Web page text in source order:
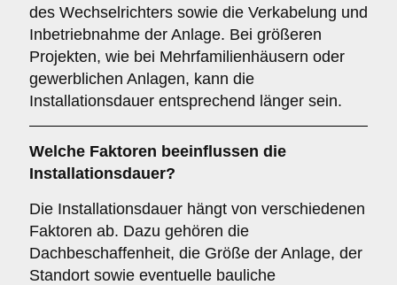
des Wechselrichters sowie die Verkabelung und
Inbetriebnahme der Anlage. Bei größeren
Projekten, wie bei Mehrfamilienhäusern oder
gewerblichen Anlagen, kann die
Installationsdauer entsprechend länger sein.
Welche Faktoren beeinflussen die
Installationsdauer?
Die Installationsdauer hängt von verschiedenen
Faktoren ab. Dazu gehören die
Dachbeschaffenheit, die Größe der Anlage, der
Standort sowie eventuelle bauliche